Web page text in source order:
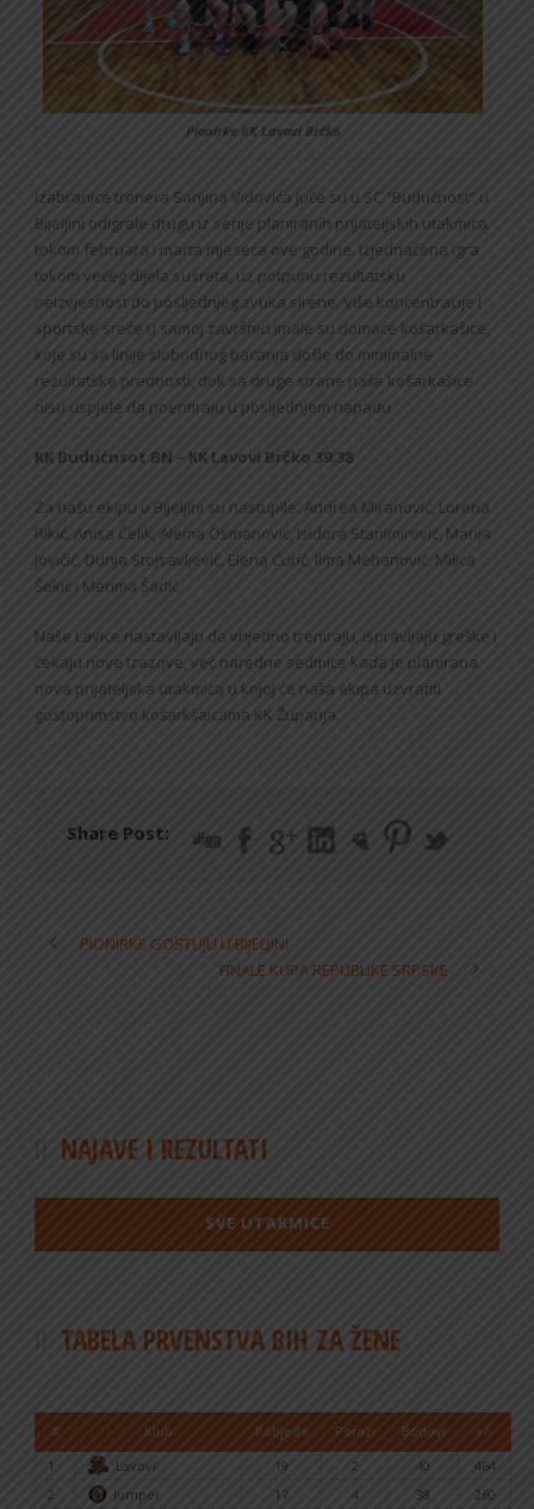
Pionirke KK Lavovi Brčko
Izabranice trenera Sanjina Vidovića juče su u SC “Budućnost” u
Bijeljini odigrale drugu iz serije planiranih prijateljskih utakmica
tokom februara i marta mjeseca ove godine. Izjednačena igra
tokom većeg dijela susreta, uz potpunu rezultatsku
neizvjesnost do posljednjeg zvuka sirene. Više koncentracije i
sportske sreće u samoj završnici imale su domaće košarkašice,
koje su sa linije slobodnog bacanja došle do minimalne
rezultatske prednosti, dok sa druge strane naše košarkašice
nisu uspjele da poentiraju u posljednjem napadu.
KK Budućnsot BN – KK Lavovi Brčko 39:38
Za našu ekipu u Bijeljini su nastupile: Andrea Miranović, Lorena
Rikić, Anisa Čelik, Alema Osmanović, Isidora Stanimirović, Marija
Jovičić, Dunja Stojsavljević, Elena Ćurić, Ilma Mehanović, Milica
Šekić i Merima Šadić.
Naše Lavice nastavljaju da vrijedno treniraju, ispravljaju greške i
čekaju nove izazove, već naredne sedmice kada je planirana
nova prijateljska utakmica u kojoj će naša ekipa uzvratiti
gostoprimstvo košarkšaicama KK Županja.
Share Post:
PIONIRKE GOSTUJU U BIJELJINI
FINALE KUPA REPUBLIKE SRPSKE
NAJAVE I REZULTATI
SVE UTAKMICE
TABELA PRVENSTVA BIH ZA ŽENE
# Klub Pobjede Porazi Bodovi
+/-
1
Lavovi 19 2 40
464
2
Jumper 17 4 38 260